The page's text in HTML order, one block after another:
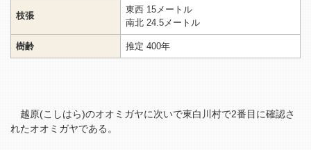
枝張
東西 15メートル
南北 24.5メートル
樹齢 推定 400年
越原(こしはら)のオオミガヤに次いで東白川村で2番目に確認さ
れたオオミガヤである。